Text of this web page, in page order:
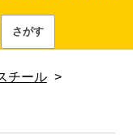
チール >